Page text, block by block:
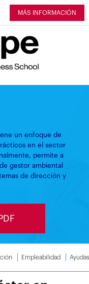
MÁS INFORMACIÓN
un enfoque de
en el sector
permite a
gestor ambiental
de dirección y
Empleabilidad Ayudas